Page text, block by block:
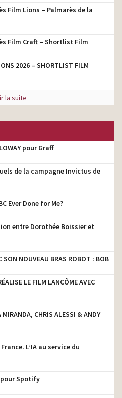
Film Lions – Palmarès de la
Film Craft – Shortlist Film
2026 – SHORTLIST FILM
la suite
pour Graff
de la campagne Invictus de
Ever Done for Me?
entre Dorothée Boissier et
SON NOUVEAU BRAS ROBOT : BOB
LE FILM LANCÔME AVEC
CHRIS ALESSI & ANDY
L’IA au service du
Spotify